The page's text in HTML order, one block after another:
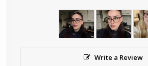
Write a Review